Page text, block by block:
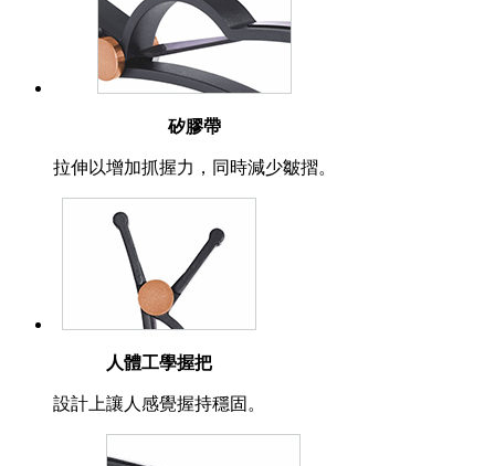
矽膠帶
拉伸以增加抓握力，同時減少皺摺。
人體工學握把
設計上讓人感覺握持穩固。